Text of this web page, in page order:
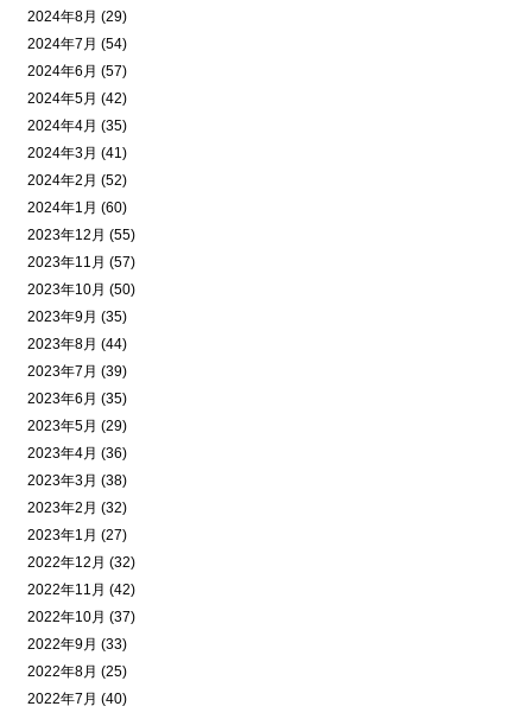
2024年8月 (29)
2024年7月 (54)
2024年6月 (57)
2024年5月 (42)
2024年4月 (35)
2024年3月 (41)
2024年2月 (52)
2024年1月 (60)
2023年12月 (55)
2023年11月 (57)
2023年10月 (50)
2023年9月 (35)
2023年8月 (44)
2023年7月 (39)
2023年6月 (35)
2023年5月 (29)
2023年4月 (36)
2023年3月 (38)
2023年2月 (32)
2023年1月 (27)
2022年12月 (32)
2022年11月 (42)
2022年10月 (37)
2022年9月 (33)
2022年8月 (25)
2022年7月 (40)